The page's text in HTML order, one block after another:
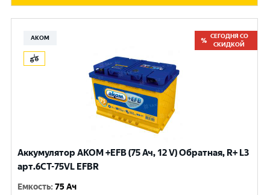
АКОМ
СЕГОДНЯ СО
СКИДКОЙ
Аккумулятор AKOM +EFB (75 Ач, 12 V) Обратная, R+ L3
арт.6СТ-75VL EFBR
Емкость:75 Ач